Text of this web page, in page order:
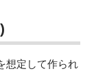
想定して作られ